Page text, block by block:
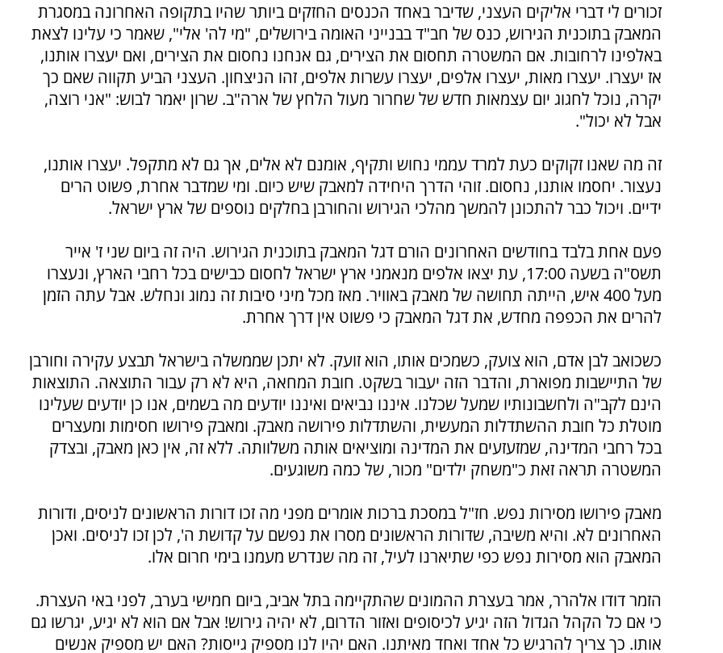
זכורים לי דברי אליקים העצני, שדיבר באחד הכנסים החזקים ביותר שהיו בתקופה האחרונה במסגרת
המאבק בתוכנית הגירוש, כנס של חב"ד בבנייני האומה בירושלים, "מי לה' אלי", שאמר כי עלינו לצאת
באלפינו לרחובות. אם המשטרה תחסום את הצירים, גם אנחנו נחסום את הצירים, ואם יעצרו אותנו,
אז יעצרו. יעצרו מאות, יעצרו אלפים, יעצרו עשרות אלפים, זהו הניצחון. העצני הביע תקווה שאם כך
יקרה, נוכל לחגוג יום עצמאות חדש של שחרור מעול הלחץ של ארה"ב. שרון יאמר לבוש: "אני רוצה,
אבל לא יכול".
זה מה שאנו זקוקים כעת למרד עממי נחוש ותקיף, אומנם לא אלים, אך גם לא מתקפל. יעצרו אותנו,
נעצור. יחסמו אותנו, נחסום. זוהי הדרך היחידה למאבק שיש כיום. ומי שמדבר אחרת, פשוט הרים
ידיים. ויכול כבר להתכונן להמשך מהלכי הגירוש והחורבן בחלקים נוספים של ארץ ישראל.
פעם אחת בלבד בחודשים האחרונים הורם דגל המאבק בתוכנית הגירוש. היה זה ביום שני ז' אייר
תשס"ה בשעה 17:00, עת יצאו אלפים מנאמני ארץ ישראל לחסום כבישים בכל רחבי הארץ, ונעצרו
מעל 400 איש, הייתה תחושה של מאבק באוויר. מאז מכל מיני סיבות זה נמוג ונחלש. אבל עתה הזמן
להרים את הכפפה מחדש, את דגל המאבק כי פשוט אין דרך אחרת.
כשכואב לבן אדם, הוא צועק, כשמכים אותו, הוא זועק. לא יתכן שממשלה בישראל תבצע עקירה וחורבן
של התיישבות מפוארת, והדבר הזה יעבור בשקט. חובת המחאה, היא לא רק עבור התוצאה. התוצאות
הינם לקב"ה ולחשבונותיו שמעל שכלנו. איננו נביאים ואיננו יודעים מה בשמים, אנו כן יודעים שעלינו
מוטלת כל חובת ההשתדלות המעשית, והשתדלות פירושה מאבק. ומאבק פירושו חסימות ומעצרים
בכל רחבי המדינה, שמזעזעים את המדינה ומוציאים אותה משלוותה. ללא זה, אין כאן מאבק, ובצדק
המשטרה תראה זאת כ"משחק ילדים" מכור, של כמה משוגעים.
מאבק פירושו מסירות נפש. חז"ל במסכת ברכות אומרים מפני מה זכו דורות הראשונים לניסים, ודורות
האחרונים לא. והיא משיבה, שדורות הראשונים מסרו את נפשם על קדושת ה', לכן זכו לניסים. ואכן
המאבק הוא מסירות נפש כפי שתיארנו לעיל, זה מה שנדרש מעמנו בימי חרום אלו.
הזמר דודו אלהרר, אמר בעצרת ההמונים שהתקיימה בתל אביב, ביום חמישי בערב, לפני באי העצרת.
כי אם כל הקהל הגדול הזה יגיע לכיסופים ואזור הדרום, לא יהיה גירוש! אבל אם הוא לא יגיע, יגרשו גם
אותו. כך צריך להרגיש כל אחד ואחד מאיתנו. האם יהיו לנו מספיק גייסות? האם יש מספיק אנשים